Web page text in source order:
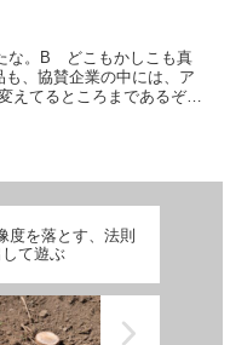
な。B どこもかしこも真
、協賛企業の中には、ア
えてるところまであるぞ。
度を落とす、法則
て遊ぶ